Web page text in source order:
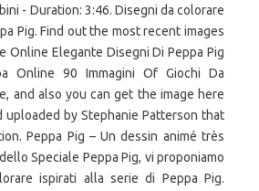
- Duration: 3:46. Disegni da colorare
Pig. Find out the most recent images
Online Elegante Disegni Di Peppa Pig
Online 90 Immagini Of Giochi Da
and also you can get the image here
uploaded by Stephanie Patterson that
Peppa Pig – Un dessin animé très
Speciale Peppa Pig, vi proponiamo
ispirati alla serie di Peppa Pig.